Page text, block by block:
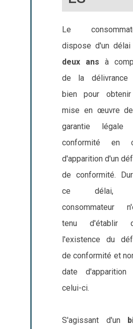
Le
dispose d'un délai
deux ans à
de la délivrance
bien pour
mise en œuvre
garantie légale
conformité en
d'apparition d'un
de conformité.
ce délai,
consommateur
tenu d'établir
l'existence du
de conformité et
date d'apparition
celui-ci.
S'agissant d'un